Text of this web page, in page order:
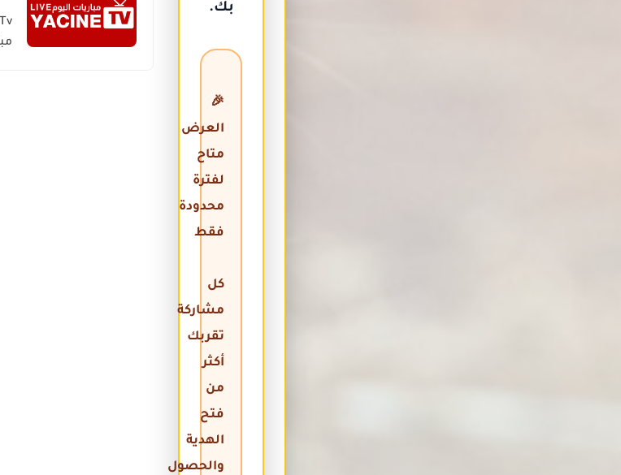
بك.
🎉
العرض
متاح
لفترة
محدودة
فقط
كل
مشاركة
تقربك
أكثر
من
فتح
الهدية
والحصول